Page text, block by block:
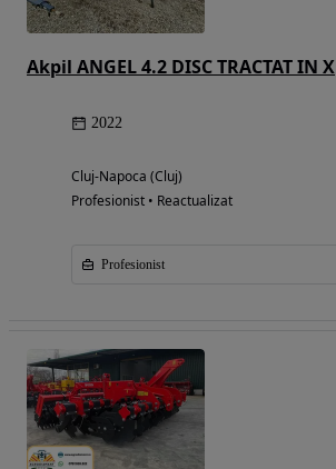
Akpil ANGEL 4.2 DISC TRACTAT IN X
2022
Cluj-Napoca (Cluj)
Profesionist • Reactualizat
Profesionist